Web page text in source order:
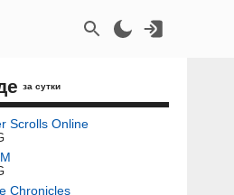
за сутки
Scrolls Online
Chronicles